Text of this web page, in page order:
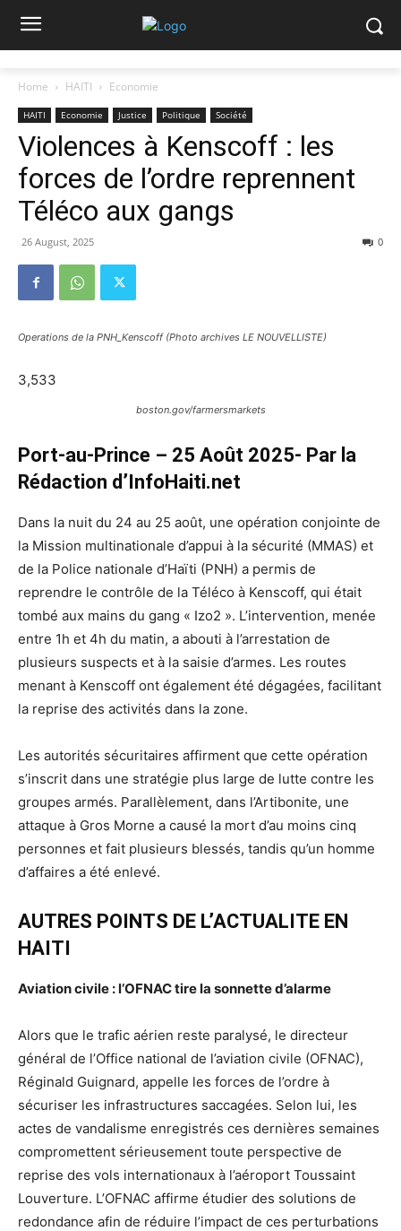
Home HAITI Economie
HAITI Economie Justice Politique Société
Violences à Kenscoff : les
forces de l’ordre reprennent
Téléco aux gangs
26 August, 2025 0
Operations de la PNH_Kenscoff (Photo archives LE NOUVELLISTE)
3,533
boston.gov/farmersmarkets
Port-au-Prince – 25 Août 2025- Par la
Rédaction d’InfoHaiti.net
Dans la nuit du 24 au 25 août, une opération conjointe de
la Mission multinationale d’appui à la sécurité (MMAS) et
de la Police nationale d’Haïti (PNH) a permis de
reprendre le contrôle de la Téléco à Kenscoff, qui était
tombé aux mains du gang « Izo2 ». L’intervention, menée
entre 1h et 4h du matin, a abouti à l’arrestation de
plusieurs suspects et à la saisie d’armes. Les routes
menant à Kenscoff ont également été dégagées, facilitant
la reprise des activités dans la zone.
Les autorités sécuritaires affirment que cette opération
s’inscrit dans une stratégie plus large de lutte contre les
groupes armés. Parallèlement, dans l’Artibonite, une
attaque à Gros Morne a causé la mort d’au moins cinq
personnes et fait plusieurs blessés, tandis qu’un homme
d’affaires a été enlevé.
AUTRES POINTS DE L’ACTUALITE EN
HAITI
Aviation civile : l’OFNAC tire la sonnette d’alarme
Alors que le trafic aérien reste paralysé, le directeur
général de l’Office national de l’aviation civile (OFNAC),
Réginald Guignard, appelle les forces de l’ordre à
sécuriser les infrastructures saccagées. Selon lui, les
actes de vandalisme enregistrés ces dernières semaines
compromettent sérieusement toute perspective de
reprise des vols internationaux à l’aéroport Toussaint
Louverture. L’OFNAC affirme étudier des solutions de
redondance afin de réduire l’impact de ces perturbations